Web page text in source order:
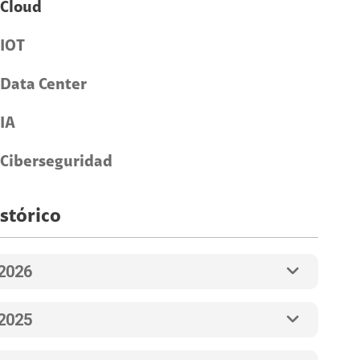
Cloud
IOT
Data Center
IA
Ciberseguridad